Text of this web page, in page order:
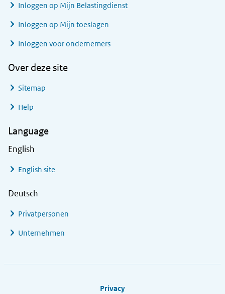
Inloggen op Mijn Belastingdienst
Inloggen op Mijn toeslagen
Inloggen voor ondernemers
Over deze site
Sitemap
Help
Language
English
English site
Deutsch
Privatpersonen
Unternehmen
Privacy